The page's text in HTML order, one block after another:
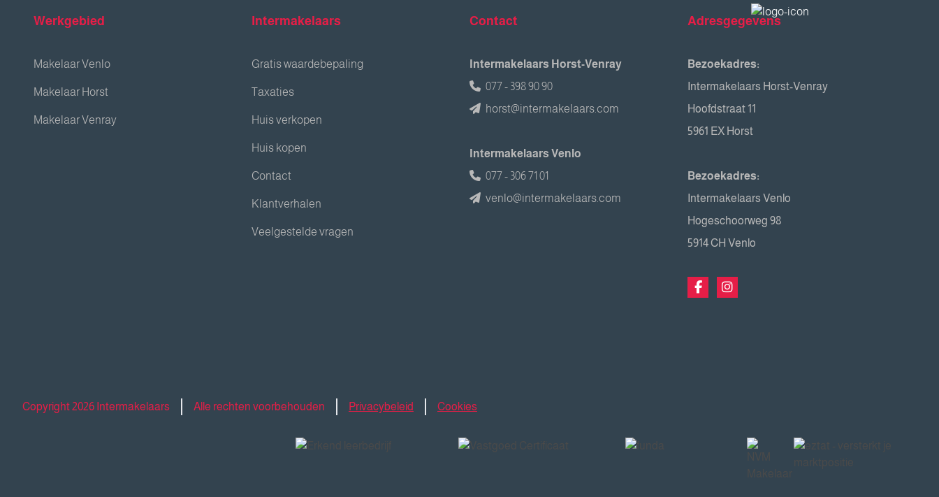
Werkgebied
Makelaar Venlo
Makelaar Horst
Makelaar Venray
Intermakelaars
Gratis waardebepaling
Taxaties
Huis verkopen
Huis kopen
Contact
Klantverhalen
Veelgestelde vragen
Contact
Intermakelaars Horst-Venray
077 - 398 90 90
horst@intermakelaars.com
Intermakelaars Venlo
077 - 306 71 01
venlo@intermakelaars.com
Adresgegevens
Bezoekadres:
Intermakelaars Horst-Venray
Hoofdstraat 11
5961 EX Horst
Bezoekadres:
Intermakelaars Venlo
Hogeschoorweg 98
5914 CH Venlo
Copyright 2026 Intermakelaars Alle rechten voorbehouden Privacybeleid Cookies